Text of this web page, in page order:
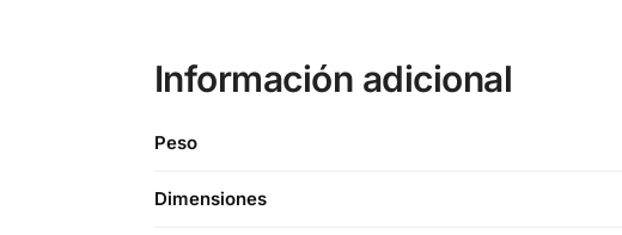
Información adicional
Peso
Dimensiones